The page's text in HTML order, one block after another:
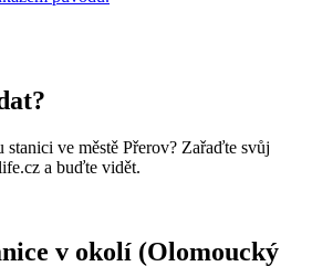
stanici ve městě Přerov? Zařaďte svůj
a buďte vidět.
v okolí (Olomoucký